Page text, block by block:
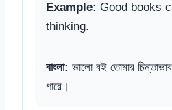
Example: Good books
thinking.
বাংলা: ভালো বই তোমার
পারে।